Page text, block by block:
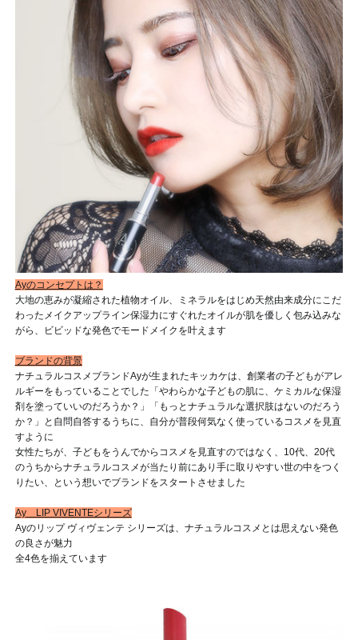
Ayのコンセプトは？
大地の恵みが凝縮された植物オイル、ミネラルをはじめ天然由来成分にこだ
わったメイクアップライン保湿力にすぐれたオイルが肌を優しく包み込みな
がら、ビビッドな発色でモードメイクを叶えます
ブランドの背景
ナチュラルコスメブランドAyが生まれたキッカケは、創業者の子どもがアレ
ルギーをもっていることでした 「やわらかな子どもの肌に、ケミカルな保湿
剤を塗っていいのだろうか？」「もっとナチュラルな選択肢はないのだろう
か？」と自問自答するうちに、自分が普段何気なく使っているコスメを見直
すように
女性たちが、子どもをうんでからコスメを見直すのではなく、10代、20代
のうちからナチュラルコスメが当たり前にあり手に取りやすい世の中をつく
りたい、という想いでブランドをスタートさせました
AyLIP VIVENTEシリーズ
Ayのリップ ヴィヴェンテ シリーズは、ナチュラルコスメとは思えない発色
の良さが魅力
全4色を揃えています